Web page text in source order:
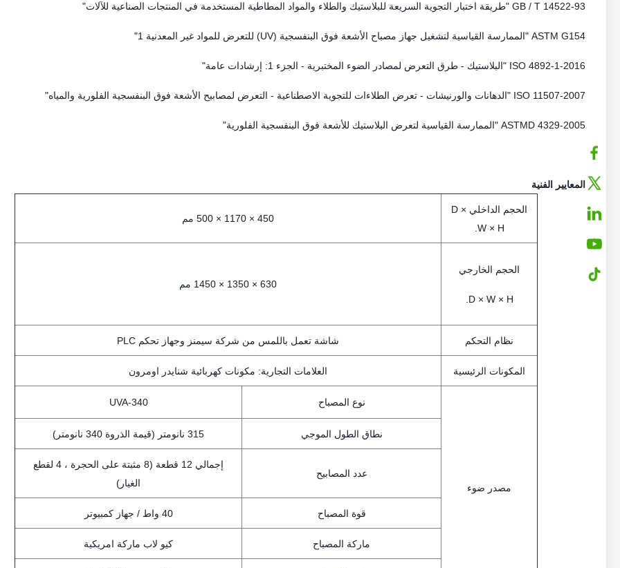
GB / T 14522-93 "طريقة اختبار التجوية السريعة للبلاستيك والطلاء والمواد المطاطية المستخدمة في المنتجات الصناعية للآلات"
ASTM G154 "الممارسة القياسية لتشغيل جهاز مصباح الأشعة فوق البنفسجية (UV) للتعرض للمواد غير المعدنية 1"
ISO 4892-1-2016 "البلاستيك - طرق التعرض لمصادر الضوء المختبرية - الجزء 1: إرشادات عامة"
ISO 11507-2007 "الدهانات والورنيشات - تعرض الطلاءات للتجوية الاصطناعية - التعرض لمصابيح الأشعة فوق البنفسجية الفلورية والمياه"
ASTMD 4329-2005 "الممارسة القياسية لتعرض البلاستيك للأشعة فوق البنفسجية الفلورية"
المعايير الفنية
الحجم الداخلي D ×
W × H.
450 × 1170 × 500 مم
الحجم الخارجي
D × W × H.
630 × 1350 × 1450 مم
نظام التحكم شاشة تعمل باللمس من شركة سيمنز وجهاز تحكم PLC
المكونات الرئيسية العلامات التجارية: مكونات كهربائية شنايدر اومرون
مصدر ضوء
نوع المصباح UVA-340
نطاق الطول الموجي 315 نانومتر (قيمة الذروة 340 نانومتر)
عدد المصابيح
إجمالي 12 قطعة (8 مثبتة على الحجرة ، 4 لقطع
الغيار)
قوة المصباح 40 واط / جهاز كمبيوتر
ماركة المصباح كيو لاب ماركة امريكية